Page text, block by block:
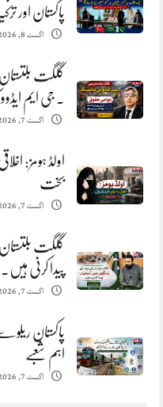
پاکستان اور
اگست 8, 2026
گلگت بلتستان
. جی ایم
اگست 7, 2026
اولڈ ہومز:
بخت
اگست 7, 2026
گلگت
پیدا کرنی
اگست 7, 2026
پاکستان
اہم شعبے
اگست 7, 2026